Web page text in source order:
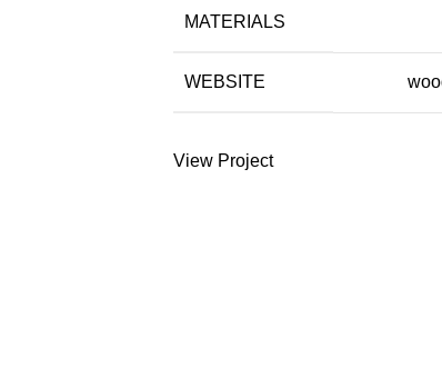
MATERIALS
WEBSITE
View Project